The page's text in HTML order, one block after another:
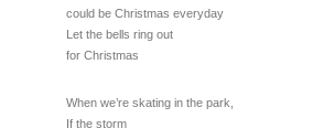
could be Christmas everyday
Let the bells ring out
for Christmas
When we’re skating in the park,
If the storm